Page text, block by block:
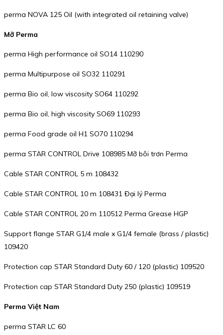
perma NOVA 125 Oil (with integrated oil retaining valve)
Mỡ Perma
perma High performance oil SO14 110290
perma Multipurpose oil SO32 110291
perma Bio oil, low viscosity SO64 110292
perma Bio oil, high viscosity SO69 110293
perma Food grade oil H1 SO70 110294
perma STAR CONTROL Drive 108985 Mỡ bôi trơn Perma
Cable STAR CONTROL 5 m 108432
Cable STAR CONTROL 10 m 108431 Đại lý Perma
Cable STAR CONTROL 20 m 110512 Perma Grease HGP
Support flange STAR G1/4 male x G1/4 female (brass / plastic)
109420
Protection cap STAR Standard Duty 60 / 120 (plastic) 109520
Protection cap STAR Standard Duty 250 (plastic) 109519
Perma Việt Nam
perma STAR LC 60